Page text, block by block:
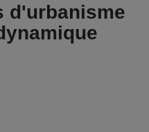
d'urbanisme